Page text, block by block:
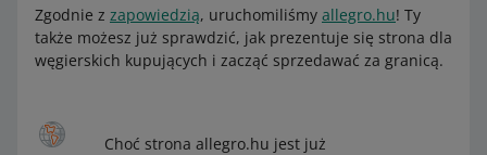
Zgodnie z zapowiedzią, uruchomiliśmy allegro.hu! Ty
także możesz już sprawdzić, jak prezentuje się strona dla
węgierskich kupujących i zacząć sprzedawać za granicą.
Choć strona allegro.hu jest już